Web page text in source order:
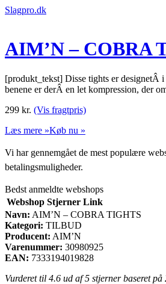
Slagpro.dk
AIM’N – COBRA
[produkt_tekst] Disse tights er designetÂ
benene er derÂ en let kompression, der
299 kr. (Vis fragtpris)
Læs mere »Køb nu »
Vi har gennemgået de mest populære
betalingsmuligheder.
Bedst anmeldte webshops
Webshop Stjerner Link
Navn: AIM’N – COBRA TIGHTS
Kategori: TILBUD
Producent: AIM’N
Varenummer: 30980925
EAN: 7333194019828
Vurderet til 4.6 ud af 5 stjerner baseret på